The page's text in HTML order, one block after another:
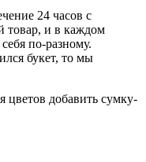
24 часов с
товар, и в каждом
по-разному.
букет, то мы
цветов добавить сумку-